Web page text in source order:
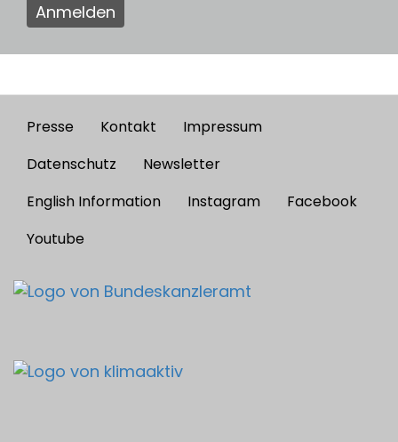
Anmelden
Footer
menu
Presse Kontakt
Impressum
Datenschutz
Newsletter
English Information
Instagram
Facebook
Youtube